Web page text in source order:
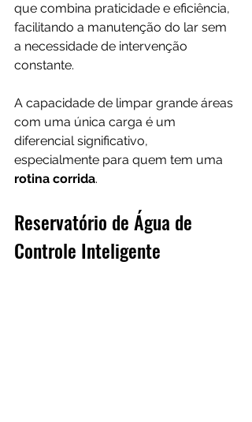
que combina praticidade e eficiência,
facilitando a manutenção do lar sem
a necessidade de intervenção
constante.
A capacidade de limpar grande áreas
com uma única carga é um
diferencial significativo,
especialmente para quem tem uma
rotina corrida.
Reservatório de Água de
Controle Inteligente